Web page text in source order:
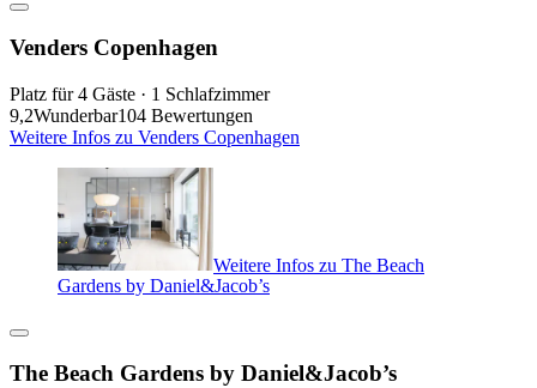
Venders Copenhagen
Platz für 4 Gäste · 1 Schlafzimmer
9,2Wunderbar104 Bewertungen
Weitere Infos zu Venders Copenhagen
Weitere Infos zu The Beach
Gardens by Daniel&Jacob’s
The Beach Gardens by Daniel&Jacob’s